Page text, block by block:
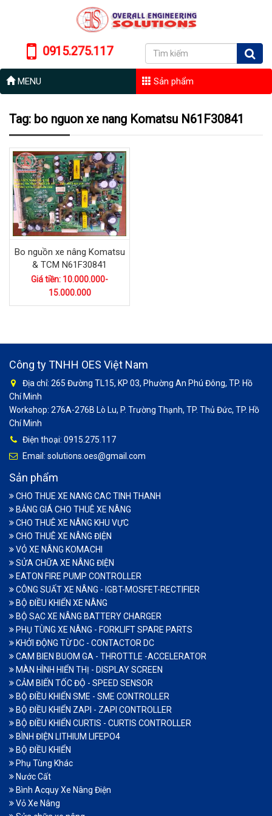
0915.275.117
MENU Sản phẩm
Tag: bo nguon xe nang Komatsu N61F30841
Bo nguồn xe nâng Komatsu
& TCM N61F30841
Giá tiền: 10.000.000-
15.000.000
Công ty TNHH OES Việt Nam
Địa chỉ: 265 Đường TL15, KP 03, Phường An Phú Đông, TP. Hồ
Chí Minh
Workshop: 276A-276B Lò Lu, P. Trường Thạnh, TP. Thủ Đức, TP. Hồ
Chí Minh
Điện thoại: 0915.275.117
Email: solutions.oes@gmail.com
Sản phẩm
CHO THUE XE NANG CAC TINH THANH
BẢNG GIÁ CHO THUÊ XE NÂNG
CHO THUÊ XE NÂNG KHU VỰC
CHO THUÊ XE NÂNG ĐIỆN
VỎ XE NÂNG KOMACHI
SỬA CHỮA XE NÂNG ĐIỆN
EATON FIRE PUMP CONTROLLER
CÔNG SUẤT XE NÂNG - IGBT-MOSFET-RECTIFIER
BỘ ĐIỀU KHIỂN XE NÂNG
BỘ SẠC XE NÂNG BATTERY CHARGER
PHỤ TÙNG XE NÂNG - FORKLIFT SPARE PARTS
KHỞI ĐỘNG TỪ DC - CONTACTOR DC
CAM BIEN BUOM GA - THROTTLE -ACCELERATOR
MÀN HÌNH HIỂN THỊ - DISPLAY SCREEN
CẢM BIẾN TỐC ĐỘ - SPEED SENSOR
BỘ ĐIỀU KHIỂN SME - SME CONTROLLER
BỘ ĐIỀU KHIỂN ZAPI - ZAPI CONTROLLER
BỘ ĐIỀU KHIỂN CURTIS - CURTIS CONTROLLER
BÌNH ĐIỆN LITHIUM LIFEPO4
BỘ ĐIỀU KHIỂN
Phụ Tùng Khác
Nước Cất
Bình Acquy Xe Nâng Điện
Vỏ Xe Nâng